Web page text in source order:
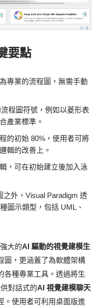
要點
專業的流程圖，無需手動
程圖符號，例如以菱形表
產業標準。
的初始 80%，使用者可將
輯的改善上。
，可在初始建立後加入泳
之外，Visual Paradigm 透
圖示類型，包括 UML、
大的AI 驅動的視覺建模生
圖，更涵蓋了為軟體架構
各種專業工具。透過將生
對話式的AI 視覺建模聊天
。使用者可利用桌面版進